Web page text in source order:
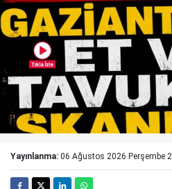
Yayınlanma: 06 Ağustos 2026 Perşembe